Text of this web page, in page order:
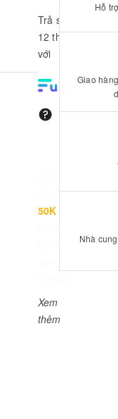
Trả sau đến
12 tháng
với
50K
Xem
thêm
Hỗ
Giao
Nhà